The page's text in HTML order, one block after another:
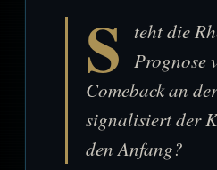
S
teht die
Prognose
Comeback an
signalisiert der
den Anfang?